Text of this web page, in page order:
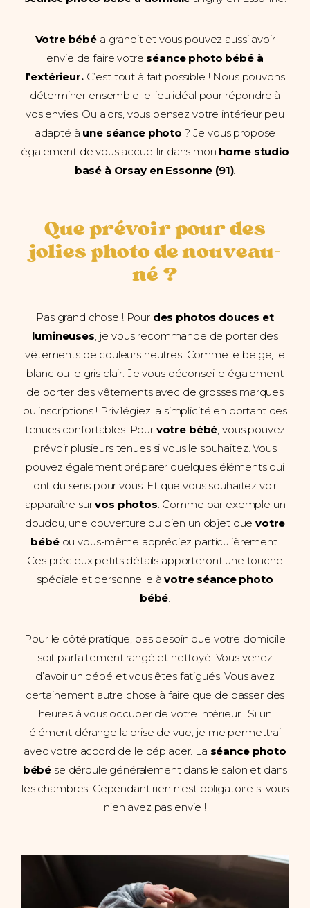
Votre bébé a grandit et vous pouvez aussi avoir
envie de faire votre séance photo bébé à
l’extérieur.C’est tout à fait possible ! Nous pouvons
déterminer ensemble le lieu idéal pour répondre à
vos envies. Ou alors, vous pensez votre intérieur peu
adapté à une séance photo ? Je vous propose
également de vous accueillir dans mon home studio
basé à Orsay en Essonne (91).
Que prévoir pour des
jolies photo de nouveau-
né ?
Pas grand chose ! Pour des photos douces et
lumineuses, je vous recommande de porter des
vêtements de couleurs neutres. Comme le beige, le
blanc ou le gris clair. Je vous déconseille également
de porter des vêtements avec de grosses marques
ou inscriptions ! Privilégiez la simplicité en portant des
tenues confortables. Pour votre bébé, vous pouvez
prévoir plusieurs tenues si vous le souhaitez. Vous
pouvez également préparer quelques éléments qui
ont du sens pour vous. Et que vous souhaitez voir
apparaître survos photos. Comme par exemple un
doudou, une couverture ou bien un objet quevotre
bébéou vous-même appréciez particulièrement.
Ces précieux petits détails apporteront une touche
spéciale et personnelle àvotre séance photo
bébé.
Pour le côté pratique, pas besoin que votre domicile
soit parfaitement rangé et nettoyé. Vous venez
d’avoir un bébé et vous êtes fatigués. Vous avez
certainement autre chose à faire que de passer des
heures à vous occuper de votre intérieur ! Si un
élément dérange la prise de vue, je me permettrai
avec votre accord de le déplacer. La séance photo
bébé se déroule généralement dans le salon et dans
les chambres. Cependant rien n’est obligatoire si vous
n’en avez pas envie !